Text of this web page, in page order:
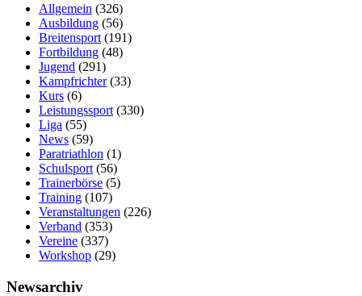
Allgemein (326)
Ausbildung (56)
Breitensport (191)
Fortbildung (48)
Jugend (291)
Kampfrichter(33)
Kurs (6)
Leistungssport (330)
Liga (55)
News (59)
Paratriathlon (1)
Schulsport (56)
Trainerbörse (5)
Training (107)
Veranstaltungen (226)
Verband (353)
Vereine (337)
Workshop (29)
Newsarchiv